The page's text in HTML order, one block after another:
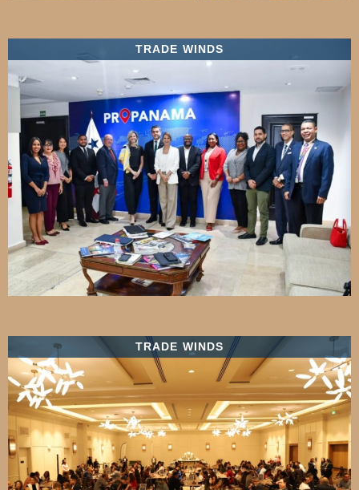
TRADE WINDS
TRADE WINDS